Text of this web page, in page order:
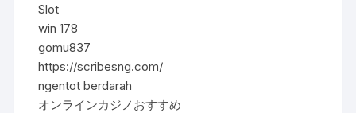
Slot
win 178
gomu837
https://scribesng.com/
ngentot berdarah
オンラインカジノおすすめ